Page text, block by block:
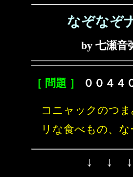
なぞなぞ
by 七瀬音
［ 問題 ］ ００４４
コニャックのつ
リな食べもの、な
↓ ↓ ↓